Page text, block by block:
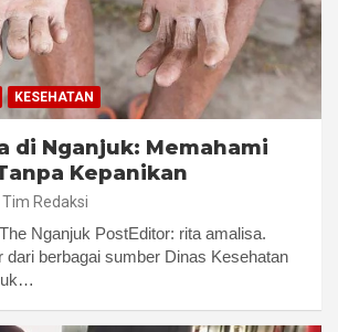
KESEHATAN
di Nganjuk: Memahami
Kepanikan
Tim Redaksi
Nganjuk PostEditor: rita amalisa.
dari berbagai sumber Dinas Kesehatan